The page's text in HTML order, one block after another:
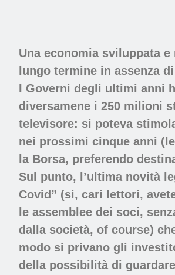
Una economia sviluppata
lungo termine in assenza
I Governi degli ultimi anni
diversamene i 250 milioni
televisore: si poteva
nei prossimi cinque anni
la Borsa, preferendo
Sul punto, l’ultima novità
Covid” (si, cari lettori,
le assemblee dei soci,
dalla società, of course)
modo si privano gli
della possibilità di